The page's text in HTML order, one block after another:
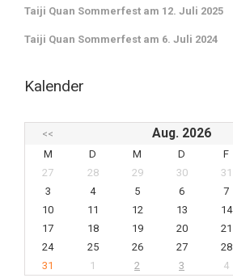
Taiji Quan Sommerfest am 12. Juli 2025
Taiji Quan Sommerfest am 6. Juli 2024
Kalender
<< Aug. 2026
M
D M D F
27
28 29 30 31
3
4 5 6 7
10
11 12 13 14
17
18 19 20 21
24
25 26 27 28
31
1 2 3 4